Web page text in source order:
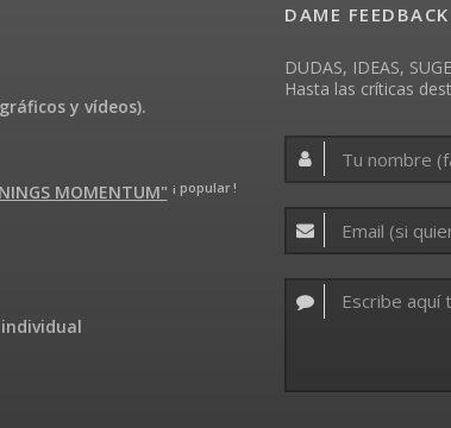
y vídeos).
MOMENTUM" ¡ popular !
DAME
DUDAS, IDEAS,
Hasta las críticas